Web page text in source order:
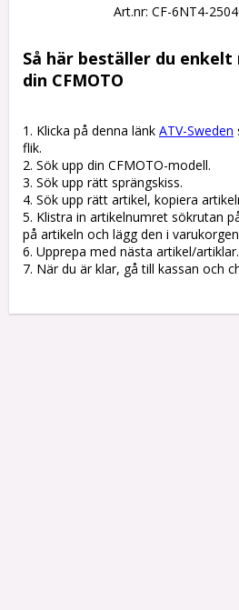
Art.nr: CF-6NT4-
Så här beställer du
din CFMOTO
1. Klicka på denna länk ATV-Sweden
flik.
2. Sök upp din CFMOTO-modell.
3. Sök upp rätt sprängskiss.
4. Sök upp rätt artikel, kopiera
5. Klistra in artikelnumret sökrutan
på artikeln och lägg den i
6. Upprepa med nästa artikel/artiklar.
7. När du är klar, gå till kassan och